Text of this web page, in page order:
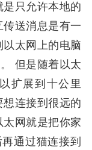
只允许本地的
送消息是有一
太网上的电脑
但是随着以太
扩展到十公里
连接到很远的
网就是把你家
通过猫连接到